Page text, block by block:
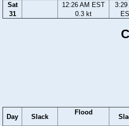
Sat
31
12:26 AM EST
0.3 kt
3:29
Day Slack
Flood